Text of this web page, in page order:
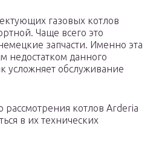
газовых котлов
Чаще всего это
запчасти. Именно эта
недостатком данного
усложняет обслуживание
рассмотрения котлов Arderia
в их технических